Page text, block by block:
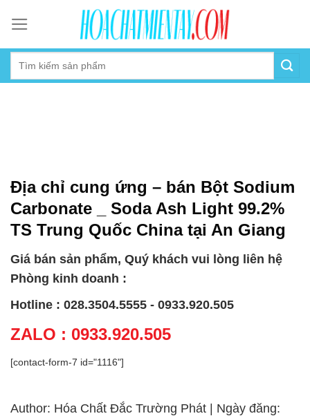
content
Địa chỉ cung ứng – bán Bột Sodium
Carbonate _ Soda Ash Light 99.2%
TS Trung Quốc China tại An Giang
Giá bán sản phẩm, Quý khách vui lòng liên hệ
Phòng kinh doanh :
Hotline : 028.3504.5555 - 0933.920.505
ZALO : 0933.920.505
[contact-form-7 id="1116"]
Author: Hóa Chất Đắc Trường Phát | Ngày đăng: